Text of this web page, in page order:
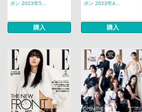
ポン 2023年5...
購入
ポン 2023年4...
購入